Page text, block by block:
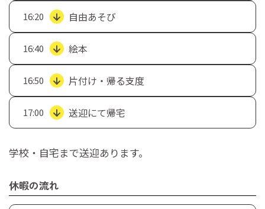
16:20 自由あそび
16:40 絵本
16:50 片付け・帰る支度
17:00 送迎にて帰宅
学校・自宅まで送迎あります。
休暇の流れ